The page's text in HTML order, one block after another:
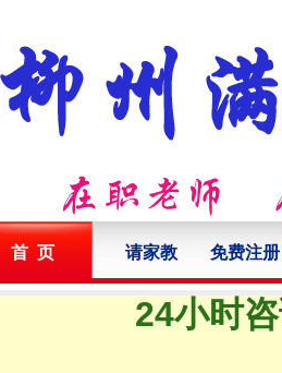
首 页 请家教 免费注册
24小时